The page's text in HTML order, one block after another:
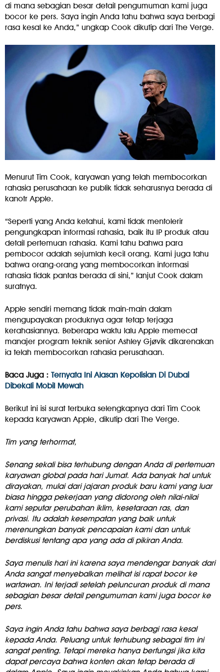
di mana sebagian besar detail pengumuman kami juga
bocor ke pers. Saya ingin Anda tahu bahwa saya berbagi
rasa kesal ke Anda,” ungkap Cook dikutip dari The Verge.
Menurut Tim Cook, karyawan yang telah membocorkan
rahasia perusahaan ke publik tidak seharusnya berada di
kanotr Apple.
“Seperti yang Anda ketahui, kami tidak mentolerir
pengungkapan informasi rahasia, baik itu IP produk atau
detail pertemuan rahasia. Kami tahu bahwa para
pembocor adalah sejumlah kecil orang. Kami juga tahu
bahwa orang-orang yang membocorkan informasi
rahasia tidak pantas berada di sini,” lanjut Cook dalam
suratnya.
Apple sendiri memang tidak main-main dalam
mengupayakan produknya agar tetap terjaga
kerahasiannya. Beberapa waktu lalu Apple memecat
manajer program teknik senior Ashley Gjøvik dikarenakan
ia telah membocorkan rahasia perusahaan.
Baca Juga : Ternyata Ini Alasan Kepolisian Di Dubai
Dibekali Mobil Mewah
Berikut ini isi surat terbuka selengkapnya dari Tim Cook
kepada karyawan Apple, dikutip dari The Verge.
Tim yang terhormat,
Senang sekali bisa terhubung dengan Anda di pertemuan
karyawan global pada hari Jumat. Ada banyak hal untuk
dirayakan, mulai dari jajaran produk baru kami yang luar
biasa hingga pekerjaan yang didorong oleh nilai-nilai
kami seputar perubahan iklim, kesetaraan ras, dan
privasi. Itu adalah kesempatan yang baik untuk
merenungkan banyak pencapaian kami dan untuk
berdiskusi tentang apa yang ada di pikiran Anda.
Saya menulis hari ini karena saya mendengar banyak dari
Anda sangat menyebalkan melihat isi rapat bocor ke
wartawan. Ini terjadi setelah peluncuran produk di mana
sebagian besar detail pengumuman kami juga bocor ke
pers.
Saya ingin Anda tahu bahwa saya berbagi rasa kesal
kepada Anda. Peluang untuk terhubung sebagai tim ini
sangat penting. Tetapi mereka hanya berfungsi jika kita
dapat percaya bahwa konten akan tetap berada di